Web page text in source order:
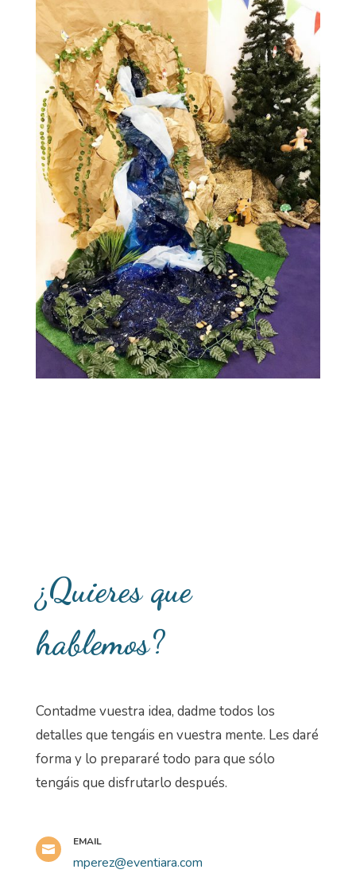
¿Quieres que
hablemos?
Contadme vuestra idea, dadme todos los
detalles que tengáis en vuestra mente. Les daré
forma y lo prepararé todo para que sólo
tengáis que disfrutarlo después.

EMAIL
mperez@eventiara.com